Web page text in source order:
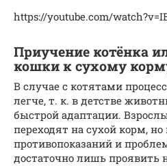
https://youtube.com/
Приучение котёнка
кошки к сухому
В случае с котятами
легче, т. к. в детстве
быстрой адаптации.
переходят на сухой корм, но
противопоказаний и
достаточно лишь проявить